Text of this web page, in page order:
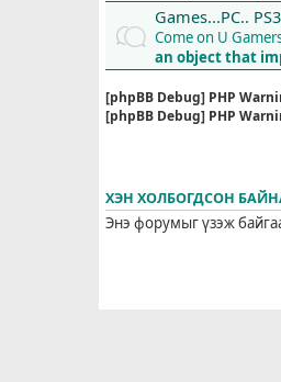
Games...PC..
Come on U
an object that
[phpBB Debug] PHP
[phpBB Debug] PHP
ХЭН ХОЛБОГДСОН
Энэ форумыг үзэж